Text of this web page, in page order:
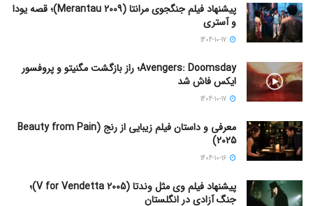
پیشنهاد فیلم جنگجوی مرانتا (Merantau 2009)؛ قصه یودا
و آستری
Avengers: Doomsday؛ راز بازگشت مگنیتو و پروفسور
ایکس فاش شد
معرفی و داستان فیلم زیبایی از رنج (Beauty from Pain
2025)
پیشنهاد فیلم وی مثل وندتا (V for Vendetta 2005)؛
جنگ آزادی در انگلستان